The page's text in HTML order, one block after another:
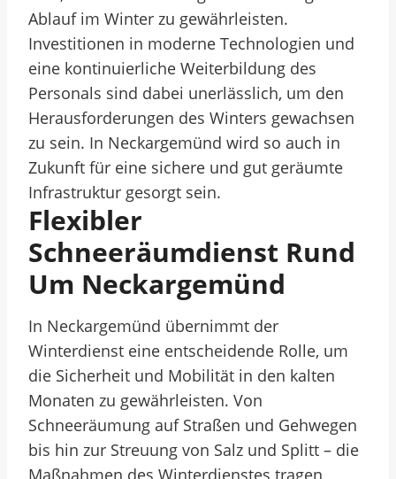
Ablauf im Winter zu gewährleisten.
Investitionen in moderne Technologien und
eine kontinuierliche Weiterbildung des
Personals sind dabei unerlässlich, um den
Herausforderungen des Winters gewachsen
zu sein. In Neckargemünd wird so auch in
Zukunft für eine sichere und gut geräumte
Infrastruktur gesorgt sein.
Flexibler
Schneeräumdienst Rund
Um Neckargemünd
In Neckargemünd übernimmt der
Winterdienst eine entscheidende Rolle, um
die Sicherheit und Mobilität in den kalten
Monaten zu gewährleisten. Von
Schneeräumung auf Straßen und Gehwegen
bis hin zur Streuung von Salz und Splitt – die
Maßnahmen des Winterdienstes tragen